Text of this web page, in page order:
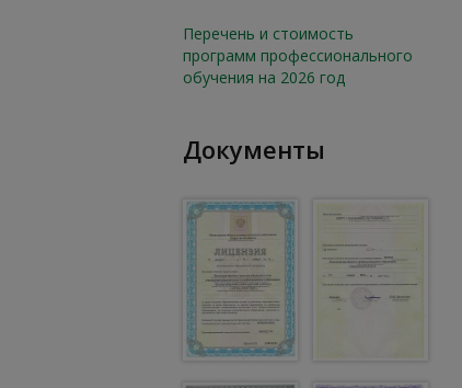
Перечень и стоимость
программ профессионального
обучения на 2026 год
Документы